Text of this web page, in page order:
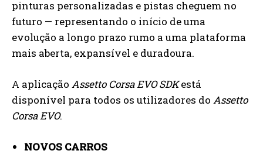
pinturas personalizadas e pistas cheguem no
futuro — representando o início de uma
evolução a longo prazo rumo a uma plataforma
mais aberta, expansível e duradoura.
A aplicação Assetto Corsa EVO SDKestá
disponível para todos os utilizadores do Assetto
Corsa EVO.
NOVOS CARROS